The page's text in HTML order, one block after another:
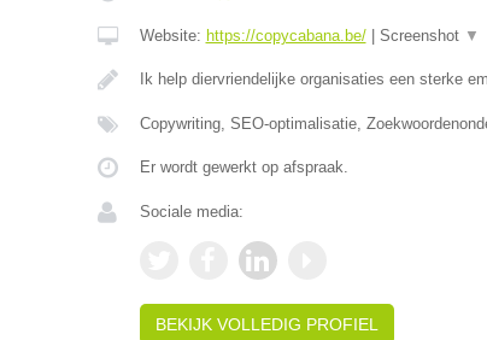
Website: https://copycabana.be/| Screenshot ▼
Ik help diervriendelijke organisaties een sterke
Copywriting, SEO-optimalisatie,
Er wordt gewerkt op afspraak.
Sociale media:
BEKIJK VOLLEDIG PROFIEL